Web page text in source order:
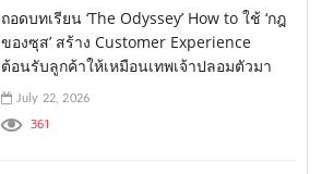
ถอดบทเรียน ‘The Odyssey’ How to ใช้ ‘กฎ
ของซุส’ สร้าง Customer Experience
ต้อนรับลูกค้าให้เหมือนเทพเจ้าปลอมตัวมา
July 22, 2026
361